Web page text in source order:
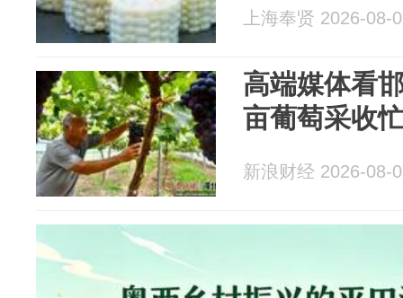
上海奉贤 2026-08-
高端媒体看
亩葡萄采收
新浪财经 2026-08-